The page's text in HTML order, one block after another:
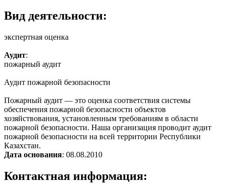
Вид деятельности:
экспертная оценка
Аудит:
пожарный аудит
Аудит пожарной безопасности
Пожарный аудит — это оценка соответствия системы
обеспечения пожарной безопасности объектов
хозяйствования, установленным требованиям в области
пожарной безопасности. Наша организация проводит аудит
пожарной безопасности на всей территории Республики
Казахстан.
Дата основания: 08.08.2010
Контактная информация: